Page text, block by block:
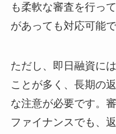
も柔軟な審査を行っ
があっても対応可能で
ただし、即日融資に
ことが多く、長期の
な注意が必要です。
ファイナンスでも、